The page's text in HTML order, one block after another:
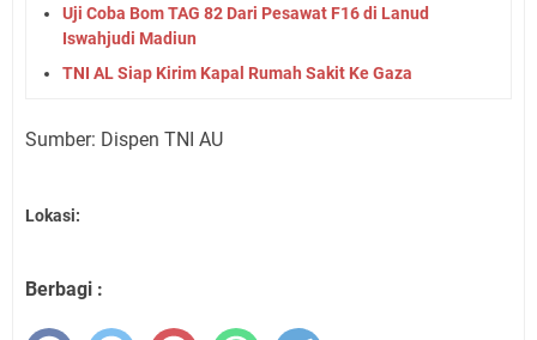
Uji Coba Bom TAG 82 Dari Pesawat F16 di Lanud
Iswahjudi Madiun
TNI AL Siap Kirim Kapal Rumah Sakit Ke Gaza
Sumber: Dispen TNI AU
Lokasi:
Berbagi :